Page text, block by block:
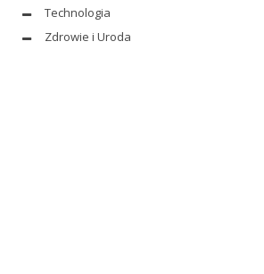
Technologia
Zdrowie i Uroda